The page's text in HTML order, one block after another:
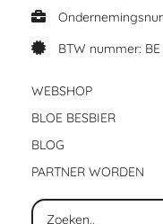
BTW nummer: BE
WEBSHOP
BLOE BESBIER
BLOG
PARTNER WORDEN